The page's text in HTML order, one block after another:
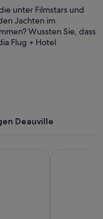
unter Filmstars und
Jachten im
Wussten Sie, dass
Flug + Hotel
Deauville